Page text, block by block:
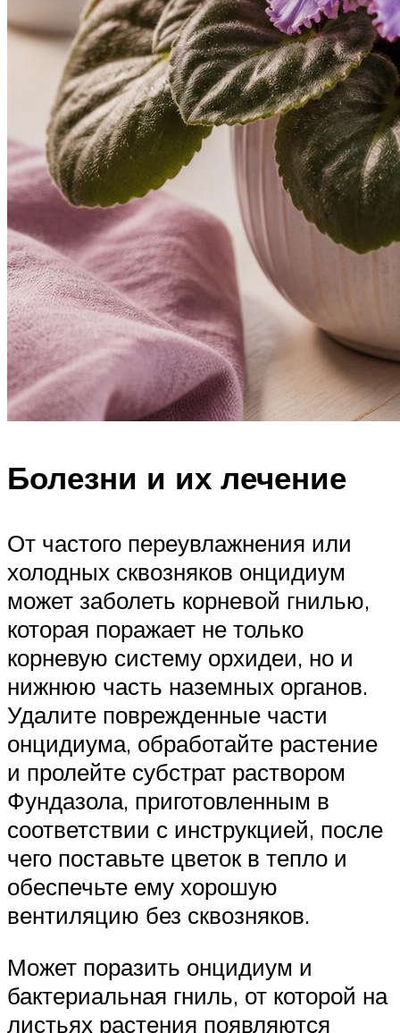
Болезни и их лечение
От частого переувлажнения или
холодных сквозняков онцидиум
может заболеть корневой гнилью,
которая поражает не только
корневую систему орхидеи, но и
нижнюю часть наземных органов.
Удалите поврежденные части
онцидиума, обработайте растение
и пролейте субстрат раствором
Фундазола, приготовленным в
соответствии с инструкцией, после
чего поставьте цветок в тепло и
обеспечьте ему хорошую
вентиляцию без сквозняков.
Может поразить онцидиум и
бактериальная гниль, от которой на
листьях растения появляются